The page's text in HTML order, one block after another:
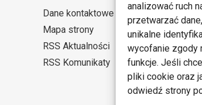
analizować ruch
przetwarzać
unikalne
wycofanie zgody
funkcje. Jeśli
pliki cookie oraz
odwiedź strony
Dane kontaktowe
Mapa strony
RSS Aktualności
RSS Komunikaty